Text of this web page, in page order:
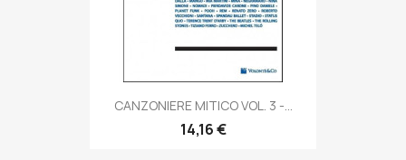
CANZONIERE MITICO VOL. 3 -...
14,16 €